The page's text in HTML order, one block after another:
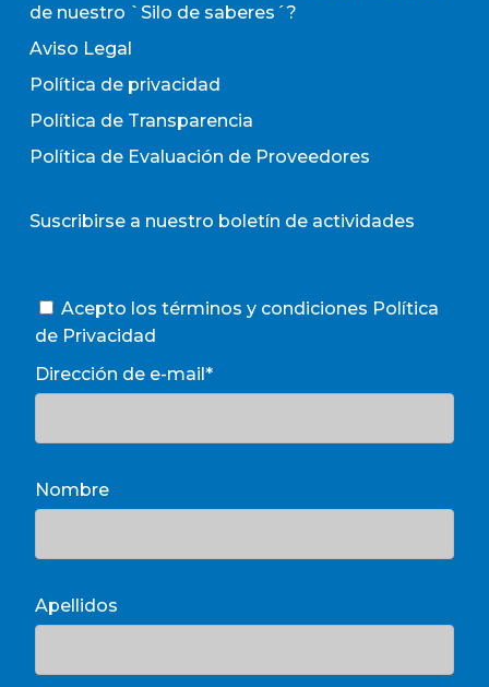
de nuestro `Silo de saberes´?
Aviso Legal
Política de privacidad
Política de Transparencia
Política de Evaluación de Proveedores
Suscribirse a nuestro boletín de actividades
Acepto los términos y condiciones Política
de Privacidad
Dirección de e-mail*
Nombre
Apellidos